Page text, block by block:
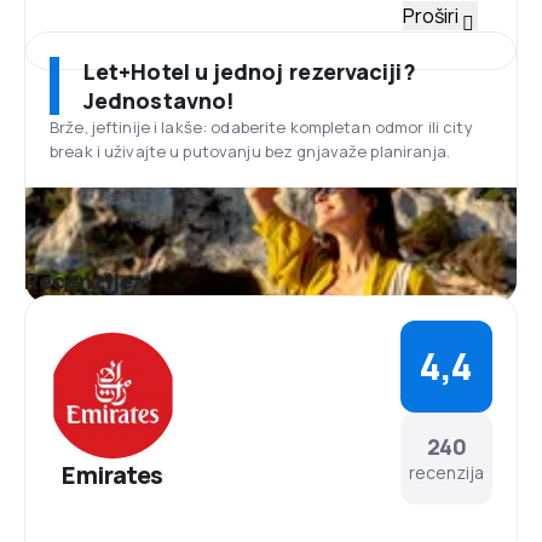
aviona, ali također i uskotrupnog aviona Airbus
A319-100CJ, koji se koristi za transport VIP putnika.
Flota ovog avio-prevoznika jedna je od najmlađih na
svijetu. Pored 230 aviona u upotrebi, postoje i avioni
sljedećih tipova: Airbus-evi A330-200, A340-300,
A340-500, A380-800, Boeing 777-200, 777-200ER,
777-200LR, 777-300, 777- 300ER, 747-400ERF, 777-
200F.
Aerodrom u Dubaiju
Međunarodni aerodrom u Dubaiju nalazi se na svega
nalaze mnogi gastronomski lokali, specijalizovani za
kuhinje širom svijeta, prodavnice i agencije za
iznajmljivanje automobila. Putnici imaju pristup web
stranici – Global Link i plaćenim internet kioscima u
okviru aerodromskog područja.
Osvježenje
U prvoj klasi putnici uživaju u kuhinji koja se mjeri sa
Proširi
Let+Hotel u jednoj rezervaciji?
Jednostavno!
Brže, jeftinije i lakše: odaberite kompletan odmor ili city
break i uživajte u putovanju bez gnjavaže planiranja.
Recenzije
Emirates
240
recenzija
4,4